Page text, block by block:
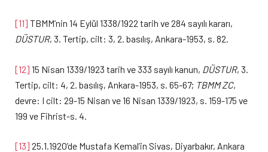
[11] TBMM’nin 14 Eylül 1338/1922 tarih ve 284 sayılı kararı,
DÜSTUR, 3. Tertip, cilt: 3, 2. basılış, Ankara-1953, s. 82.
[12] 15 Nisan 1339/1923 tarih ve 333 sayılı kanun, DÜSTUR, 3.
Tertip, cilt: 4, 2. basılış, Ankara-1953, s. 65-67; TBMM ZC,
devre: I cilt: 29-15 Nisan ve 16 Nisan 1339/1923, s. 159-175 ve
199 ve Fihrist-s. 4.
[13] 25.1.1920’de Mustafa Kemal’in Sivas, Diyarbakır, Ankara